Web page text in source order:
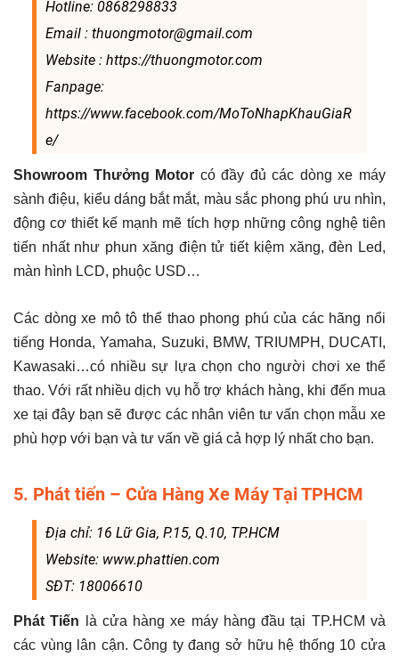
Hotline: 0868298833
Email : thuongmotor@gmail.com
Website : https://thuongmotor.com
Fanpage:
https://www.facebook.com/MoToNhapKhauGiaR
e/
Showroom Thưởng Motor có đầy đủ các dòng xe máy
sành điệu, kiểu dáng bắt mắt, màu sắc phong phú ưu nhìn,
động cơ thiết kế mạnh mẽ tích hợp những công nghệ tiên
tiến nhất như phun xăng điện tử tiết kiệm xăng, đèn Led,
màn hình LCD, phuộc USD…
Các dòng xe mô tô thể thao phong phú của các hãng nổi
tiếng Honda, Yamaha, Suzuki, BMW, TRIUMPH, DUCATI,
Kawasaki…có nhiều sự lựa chọn cho người chơi xe thể
thao. Với rất nhiều dịch vụ hỗ trợ khách hàng, khi đến mua
xe tại đây bạn sẽ được các nhân viên tư vấn chọn mẫu xe
phù hợp với bạn và tư vấn về giá cả hợp lý nhất cho bạn.
5. Phát tiến – Cửa Hàng Xe Máy Tại TPHCM
Địa chỉ: 16 Lữ Gia, P.15, Q.10, TP.HCM
Website: www.phattien.com
SĐT: 18006610
Phát Tiến
là cửa hàng xe máy hàng đầu tại TP.HCM và
các vùng lân cận. Công ty đang sở hữu hệ thống 10 cửa